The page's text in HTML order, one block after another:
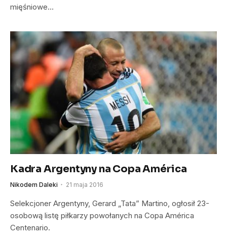
mięśniowe…
Kadra Argentyny na Copa América
Nikodem Daleki 21 maja 2016
Selekcjoner Argentyny, Gerard „Tata” Martino, ogłosił 23-
osobową listę piłkarzy powołanych na Copa América
Centenario.